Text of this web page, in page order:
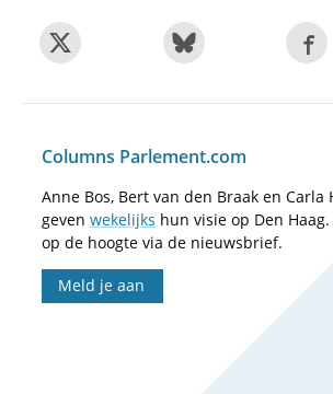
Columns Parlement.com
Anne Bos, Bert van den Braak en Carla
geven wekelijks hun visie op Den
op de hoogte via de nieuwsbrief.
Meld je aan